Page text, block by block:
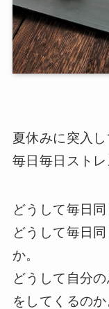
夏休みに突入し
毎日毎日ストレ
どうして毎日
どうして毎日
か。
どうして自分
をしてくるのか